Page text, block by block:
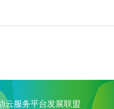
云服务平台发展联盟